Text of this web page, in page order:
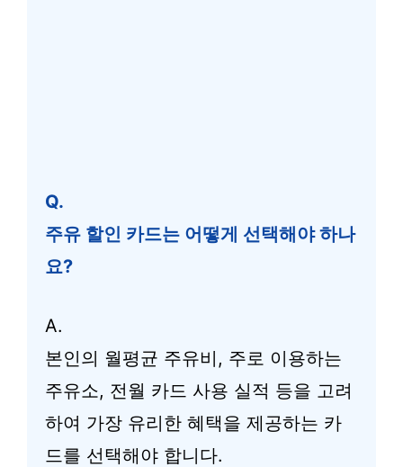
Q.
주유 할인 카드는 어떻게 선택해야 하나
요?
A.
본인의 월평균 주유비, 주로 이용하는
주유소, 전월 카드 사용 실적 등을 고려
하여 가장 유리한 혜택을 제공하는 카
드를 선택해야 합니다.